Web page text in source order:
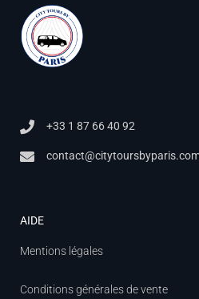
+33 1 87 66 40 92
AIDE
Mentions légales
Conditions générales de vente